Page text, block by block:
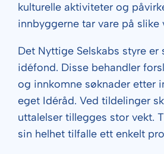
kulturelle aktiviteter og
innbyggerne tar vare på slike
Det Nyttige Selskabs styre er
idéfond. Disse behandler
og innkomne søknader etter
eget Idéråd. Ved tildelinger
uttalelser tillegges stor vekt.
sin helhet tilfalle ett enkelt